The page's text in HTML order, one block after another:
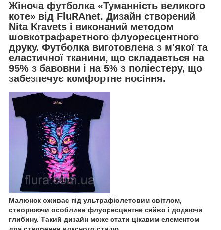
Жіноча футболка «Туманність великого
коте» від FluRAnet. Дизайн створений
Nita Kravets і виконаний методом
шовкотрафаретного флуоресцентного
друку. Футболка виготовлена з м'якої та
еластичної тканини, що складається на
95% з бавовни і на 5% з поліестеру, що
забезпечує комфортне носіння.
Малюнок оживає під ультрафіолетовим світлом,
створюючи особливе флуоресцентне сяйво і додаючи
глибину. Такий дизайн може стати цікавим елементом